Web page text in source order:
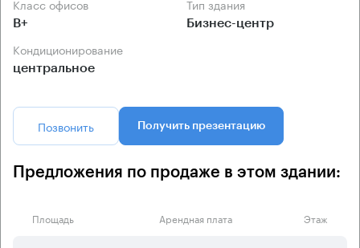
Класс офисов
B+
Тип здания
Бизнес-центр
Кондиционирование
центральное
Позвонить Получить презентацию
Предложения по продаже в этом здании:
Площадь Арендная плата Этаж